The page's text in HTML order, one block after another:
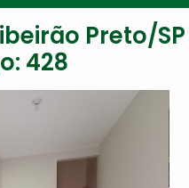
Preto/SP
428